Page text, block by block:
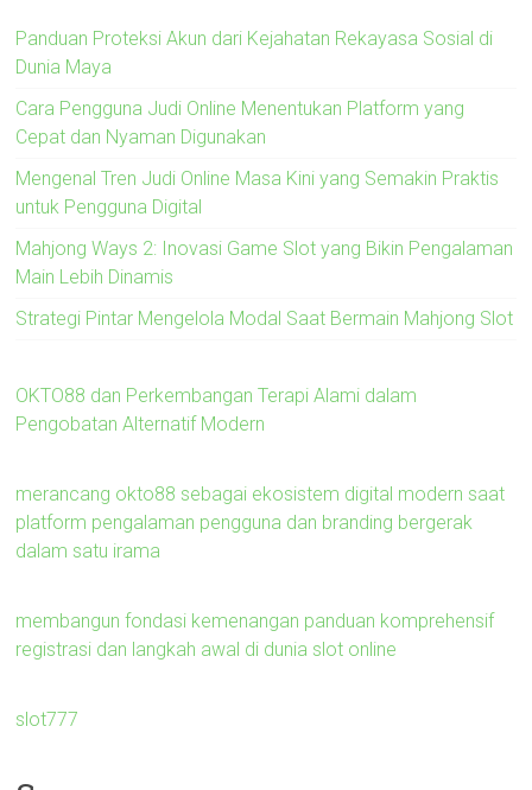
Panduan Proteksi Akun dari Kejahatan Rekayasa Sosial di
Dunia Maya
Cara Pengguna Judi Online Menentukan Platform yang
Cepat dan Nyaman Digunakan
Mengenal Tren Judi Online Masa Kini yang Semakin Praktis
untuk Pengguna Digital
Mahjong Ways 2: Inovasi Game Slot yang Bikin Pengalaman
Main Lebih Dinamis
Strategi Pintar Mengelola Modal Saat Bermain Mahjong Slot
OKTO88 dan Perkembangan Terapi Alami dalam
Pengobatan Alternatif Modern
merancang okto88 sebagai ekosistem digital modern saat
platform pengalaman pengguna dan branding bergerak
dalam satu irama
membangun fondasi kemenangan panduan komprehensif
registrasi dan langkah awal di dunia slot online
slot777